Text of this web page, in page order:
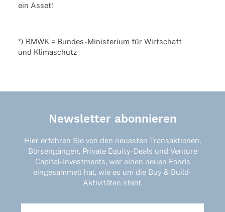
ein Asset!
*) BMWK = Bundes-Minis­te­rium für Wirt­schaft
und Klimaschutz
Newsletter abonnieren
Hier erfahren Sie von den neuesten Transaktionen,
Börsengängen, Private Equity-Deals und Venture
Capital-Investments, wer einen neuen Fonds
eingesammelt hat, wie es um die Buy & Build-
Aktivitäten steht.